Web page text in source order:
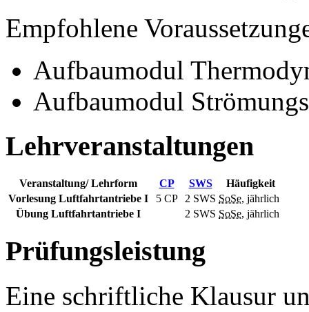
Empfohlene
Aufbaumodul
Aufbaumodul
Lehrveranstaltungen
Veranstaltung/ Lehrform CP SWS
Häufigkeit
Vorlesung Luftfahrtantriebe I
5 CP 2 SWS SoSe, jährlich
Übung Luftfahrtantriebe I
2 SWS SoSe, jährlich
Prüfungsleistung
Eine schriftliche Klausur